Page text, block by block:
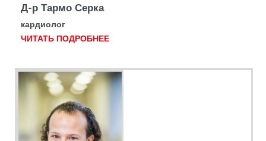
Д-р Тармо Серка
кардиолог
ЧИТАТЬ ПОДРОБНЕЕ